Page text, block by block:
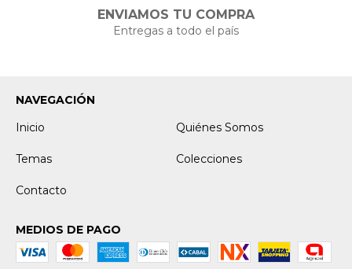
ENVIAMOS TU COMPRA
Entregas a todo el país
NAVEGACIÓN
Inicio
Quiénes Somos
Temas Colecciones
Contacto
MEDIOS DE PAGO